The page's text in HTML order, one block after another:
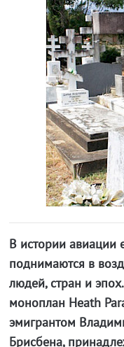
В истории авиации
поднимаются в
людей, стран и
моноплан Heath
эмигрантом
Брисбена,